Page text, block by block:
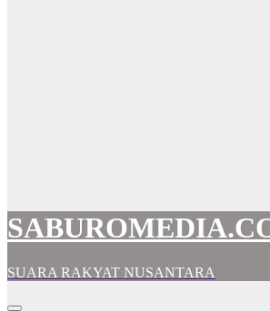
SUARA RAKYAT NUSANTARA